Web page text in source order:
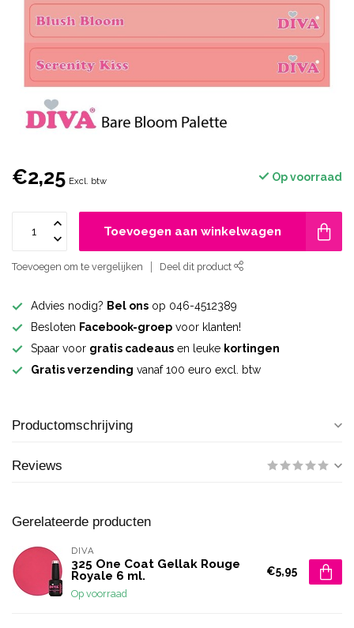
€2,25 Excl. btw Op voorraad
Toevoegen aan winkelwagen
Toevoegen om te vergelijken Deel dit product
Advies nodig? Bel ons op 046-4512389
Besloten Facebook-groep voor klanten!
Spaar voor gratis cadeaus en leuke kortingen
Gratis verzending vanaf 100 euro excl. btw
Productomschrijving
Reviews
Gerelateerde producten
DIVA
325 One Coat Gellak Rouge
Royale 6 ml.
Op voorraad
€5,95